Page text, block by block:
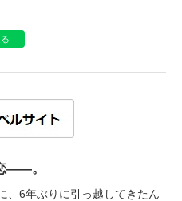
――。
、6年ぶりに引っ越してきたん